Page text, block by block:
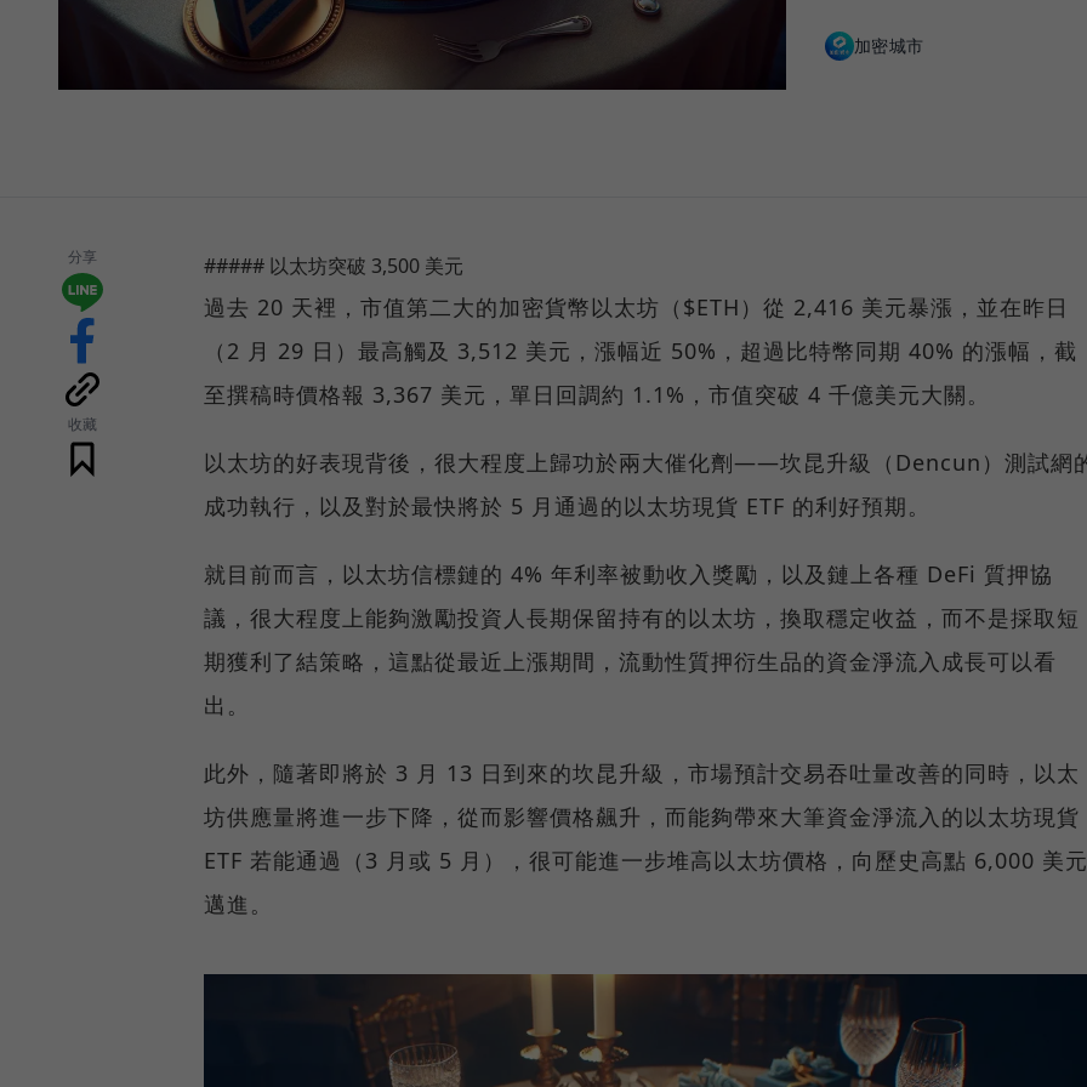
加密城市
分享
收藏
##### 以太坊突破 3,500 美元
過去 20 天裡，市值第二大的加密貨幣以太坊（$ETH）從 2,416 美元暴漲，並在昨日
（2 月 29 日）最高觸及 3,512 美元，漲幅近 50%，超過比特幣同期 40% 的漲幅，截
至撰稿時價格報 3,367 美元，單日回調約 1.1%，市值突破 4 千億美元大關。
以太坊的好表現背後，很大程度上歸功於兩大催化劑——坎昆升級（Dencun）測試網
成功執行，以及對於最快將於 5 月通過的以太坊現貨 ETF 的利好預期。
就目前而言，以太坊信標鏈的 4% 年利率被動收入獎勵，以及鏈上各種 DeFi 質押協
議，很大程度上能夠激勵投資人長期保留持有的以太坊，換取穩定收益，而不是採取短
期獲利了結策略，這點從最近上漲期間，流動性質押衍生品的資金淨流入成長可以看
出。
此外，隨著即將於 3 月 13 日到來的坎昆升級，市場預計交易吞吐量改善的同時，以太
坊供應量將進一步下降，從而影響價格飆升，而能夠帶來大筆資金淨流入的以太坊現貨
ETF 若能通過（3 月或 5 月），很可能進一步堆高以太坊價格，向歷史高點 6,000 美元
邁進。